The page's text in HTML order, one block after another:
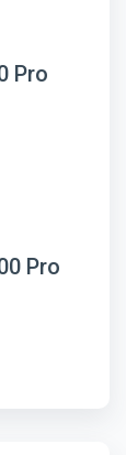
Pro
Pro